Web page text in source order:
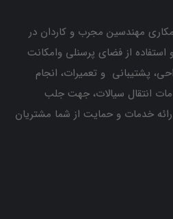
مهندسین مجرب و کاردان ‌در
از فضای پرسنلی وامکانت
پشتیبانی و تعمیرات، انجام
انتقال سیالات، جهت جلب
خدمات و حمایت از شما مشتریان